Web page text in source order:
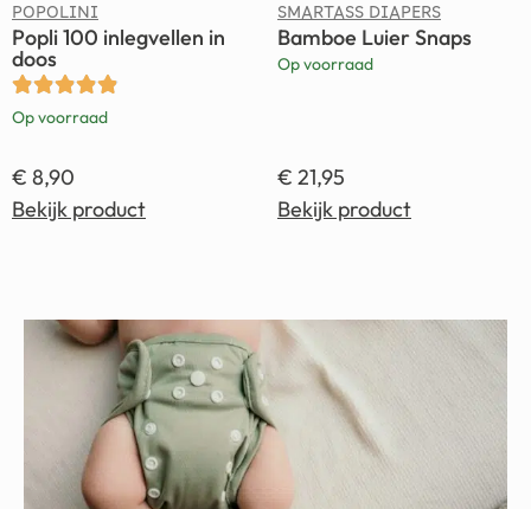
POPOLINI
Popli 100 inlegvellen in
doos
Op voorraad
€ 8,90
Bekijk product
SMARTASS DIAPERS
Bamboe Luier Snaps
Op voorraad
€ 21,95
Bekijk product